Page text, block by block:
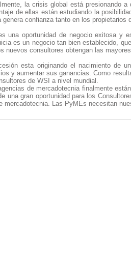
la crisis global está presionando
de ellas están estudiando la
genera confianza tanto en los
una oportunidad de negocio exitosa y
es un negocio tan bien establecido,
nuevos consultores obtengan las
esta originando el nacimiento de
y aumentar sus ganancias. Como
de WSI a nivel mundial.
de mercadotecnia finalmente
una gran oportunidad para los
mercadotecnia. Las PyMEs necesitan